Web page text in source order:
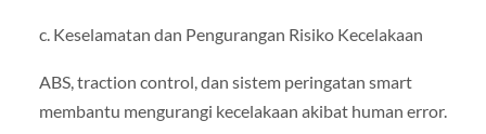
c. Keselamatan dan Pengurangan Risiko Kecelakaan
ABS, traction control, dan sistem peringatan smart
membantu mengurangi kecelakaan akibat human error.